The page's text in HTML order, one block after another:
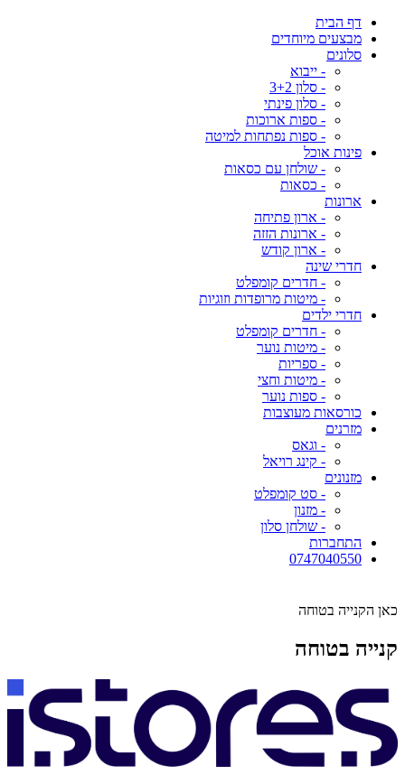
דף הבית
מבצעים מיוחדים
סלונים
- ייבוא
- סלון 3+2
- סלון פינתי
- ספות ארוכות
- ספות נפתחות למיטה
פינות אוכל
- שולחן עם כסאות
- כסאות
ארונות
- ארון פתיחה
- ארונות הזזה
- ארון קודש
חדרי שינה
- חדרים קומפלט
- מיטות מרופדות וזוגיות
חדרי ילדים
- חדרים קומפלט
- מיטות נוער
- ספריות
- מיטות וחצי
- ספות נוער
כורסאות מעוצבות
מזרנים
- וגאס
- קינג רויאל
מזנונים
- סט קומפלט
- מזנון
- שולחן סלון
התחברות
0747040550
כאן הקנייה בטוחה
קנייה בטוחה